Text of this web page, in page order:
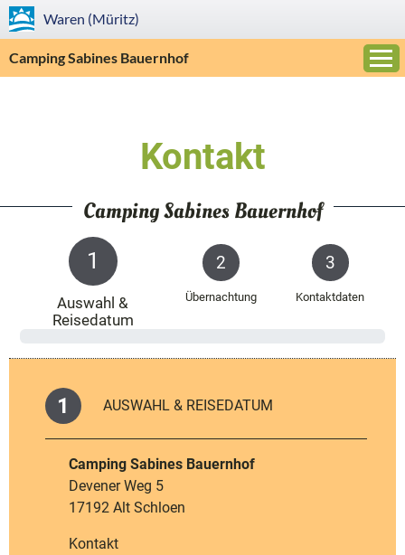
Waren (Müritz)
Camping Sabines Bauernhof
Kontakt
Camping Sabines Bauernhof
1
Auswahl &
Reisedatum
2
Übernachtung
3
Kontaktdaten
1 AUSWAHL & REISEDATUM
Camping Sabines Bauernhof
Devener Weg 5
17192 Alt Schloen
Kontakt